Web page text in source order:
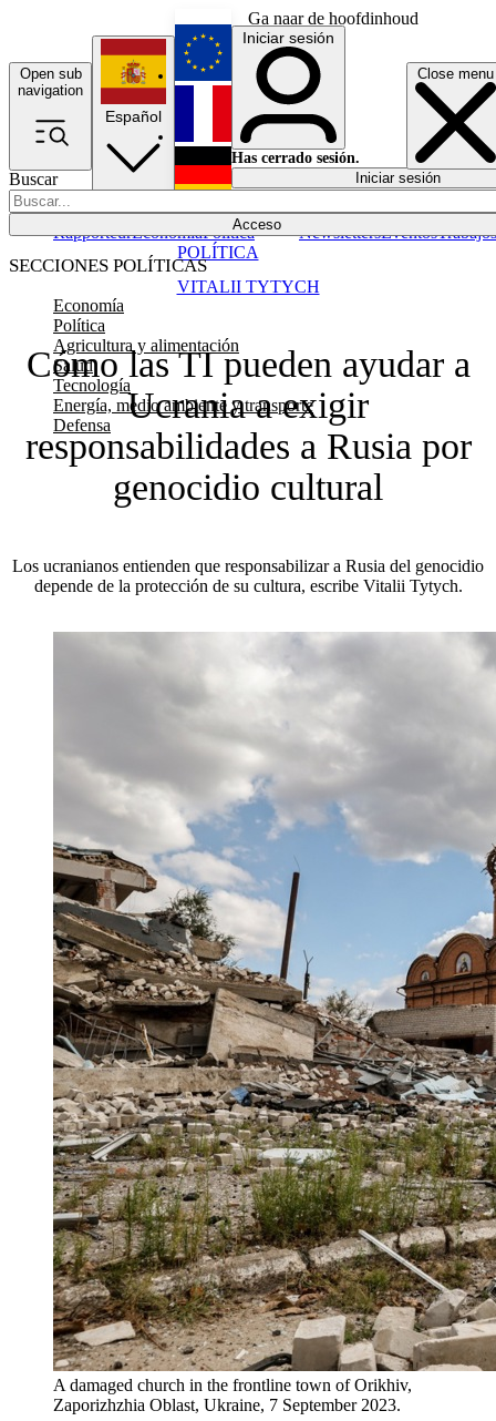
Ga naar de hoofdinhoud
Open sub
navigation
Close menu
Buscar
Acceso
SECCIONES POLÍTICAS
Economía
Política
Agricultura y alimentación
Salud
Tecnología
Energía, medio ambiente y transporte
Defensa
RapporteurEconomíaPolítica NewslettersEventosTrabajos
Español
English
Français
Iniciar sesión
Has cerrado sesión.
Iniciar sesión
Cómo las TI pueden ayudar a
Ucrania a exigir
responsabilidades a Rusia por
genocidio cultural
Los ucranianos entienden que responsabilizar a Rusia del genocidio
depende de la protección de su cultura, escribe Vitalii Tytych.
VITALII TYTYCH
POLÍTICA
A damaged church in the frontline town of Orikhiv,
Zaporizhzhia Oblast, Ukraine, 7 September 2023.